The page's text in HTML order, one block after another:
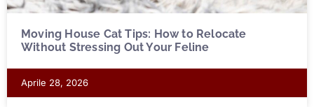
Moving House Cat Tips: How to Relocate
Without Stressing Out Your Feline
Aprile 28, 2026